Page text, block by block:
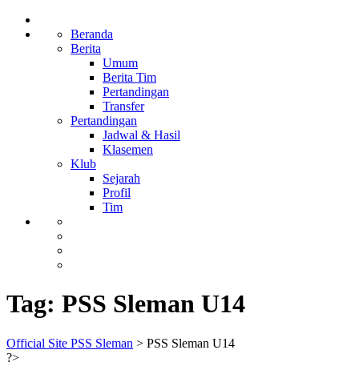
Beranda
Berita
Umum
Berita Tim
Pertandingan
Transfer
Pertandingan
Jadwal & Hasil
Klasemen
Klub
Sejarah
Profil
Tim
Tag: PSS Sleman U14
Official Site PSS Sleman > PSS Sleman U14
?>